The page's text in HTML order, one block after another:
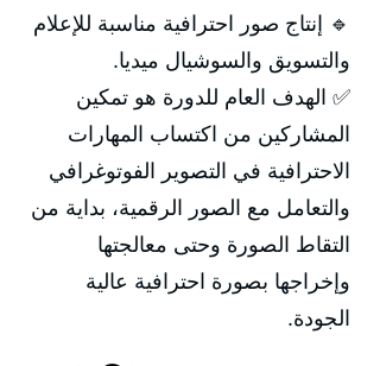
🔹 إنتاج صور احترافية مناسبة للإعلام
والتسويق والسوشيال ميديا.
✅ الهدف العام للدورة هو تمكين
المشاركين من اكتساب المهارات
الاحترافية في التصوير الفوتوغرافي
والتعامل مع الصور الرقمية، بداية من
التقاط الصورة وحتى معالجتها
وإخراجها بصورة احترافية عالية
الجودة.